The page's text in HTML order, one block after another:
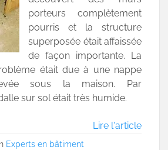
porteurs complètement
pourris et la structure
superposée était affaissée
de façon importante. La
était due à une nappe
sous la maison. Par
sur sol était très humide.
Lire l'article
Experts en bâtiment